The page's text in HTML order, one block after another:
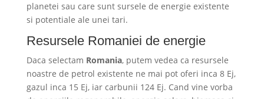
planetei sau care sunt sursele de energie existente
si potentiale ale unei tari.
Resursele Romaniei de energie
Daca selectam Romania, putem vedea ca resursele
noastre de petrol existente ne mai pot oferi inca 8 Ej,
gazul inca 15 Ej, iar carbunii 124 Ej. Cand vine vorba